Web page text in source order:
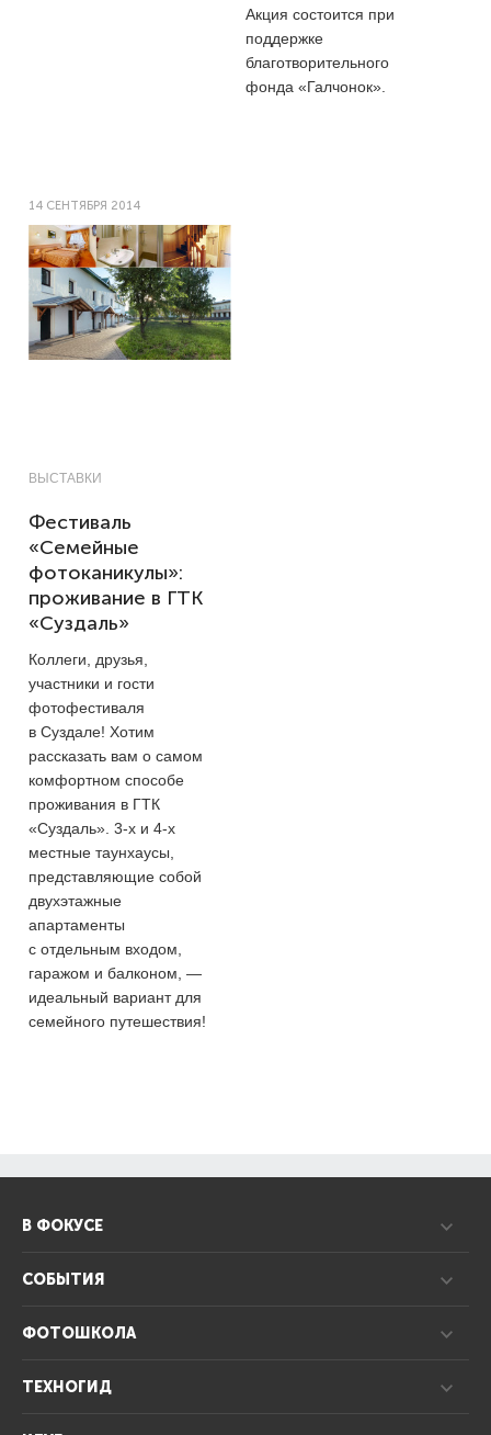
Акция состоится при
поддержке
благотворительного
фонда «Галчонок».
14 СЕНТЯБРЯ 2014
ВЫСТАВКИ
Фестиваль
«Семейные
фотоканикулы»:
проживание в ГТК
«Суздаль»
Коллеги, друзья,
участники и гости
фотофестиваля
в Суздале! Хотим
рассказать вам о самом
комфортном способе
проживания в ГТК
«Суздаль». 3-х и 4-х
местные таунхаусы,
представляющие собой
двухэтажные
апартаменты
с отдельным входом,
гаражом и балконом, —
идеальный вариант для
семейного путешествия!
В ФОКУСЕ
СОБЫТИЯ
ФОТОШКОЛА
ТЕХНОГИД